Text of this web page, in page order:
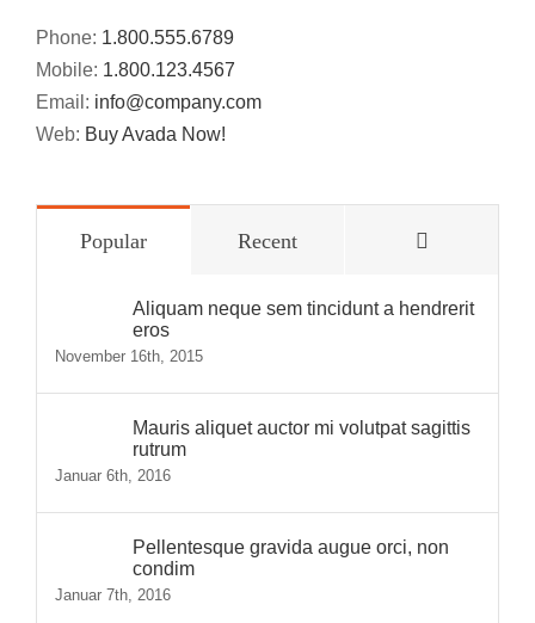
Phone: 1.800.555.6789
Mobile: 1.800.123.4567
Email: info@company.com
Web: Buy Avada Now!
Popular Recent
Aliquam neque sem tincidunt a hendrerit
eros
November 16th, 2015
Mauris aliquet auctor mi volutpat sagittis
rutrum
Januar 6th, 2016
Pellentesque gravida augue orci, non
condim
Januar 7th, 2016